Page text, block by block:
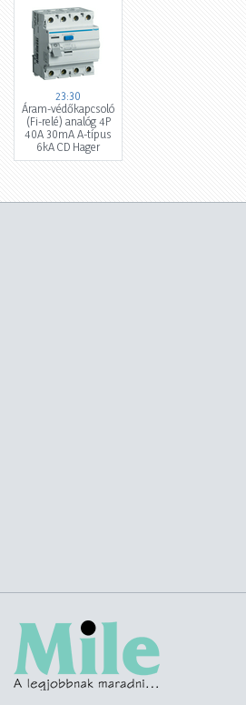
23:30
Áram-védőkapcsoló
(Fi-relé) analóg 4P
40A 30mA A-típus
6kA CD Hager